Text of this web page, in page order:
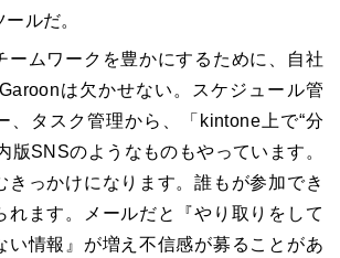
ルだ。
ームワークを豊かにするために、自社
は欠かせない。スケジュール管
、タスク管理から、「kintone上で“分
版SNSのようなものもやっています。
きっかけになります。誰もが参加でき
れます。メールだと『やり取りをして
い情報』が増え不信感が募ることがあ